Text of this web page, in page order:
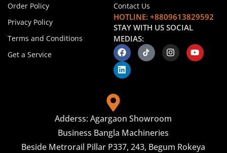
Order Policy
Privacy Policy
Terms and Conditions
Get a Service
Contact Us
HOTLINE: +8809613829592
STAY WITH US SOCIAL
MEDIAS:
Adderss: Agargaon Showroom
Business Bangla Machineries
Beside Metrorail Pillar P337, 243, Begum Rokeya